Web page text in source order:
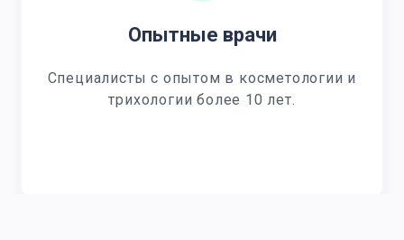
Опытные врачи
Специалисты с опытом в косметологии и
трихологии более 10 лет.